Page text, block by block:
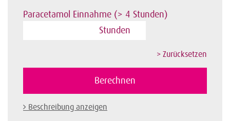
Paracetamol Einnahme (> 4 Stunden)
Stunden
Beschreibung anzeigen